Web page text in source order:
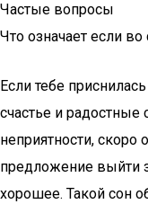
Частые вопросы
Что означает если
Если тебе
счастье и радостные
неприятности, скоро
предложение выйти
хорошее. Такой сон